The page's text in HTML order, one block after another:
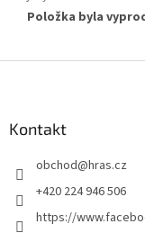
Položka byla
Kontakt
obchod@hras.cz
+420 224 946 506
https://